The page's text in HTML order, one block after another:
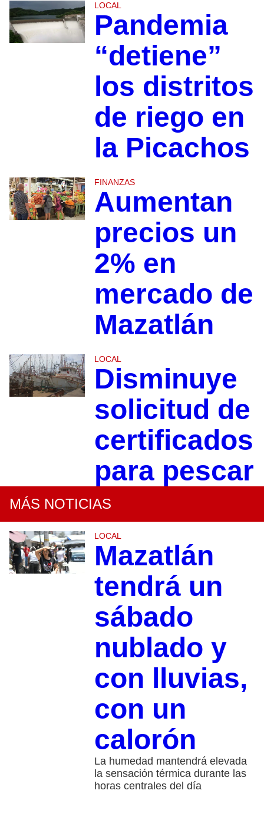
LOCAL
Pandemia
“detiene”
los distritos
de riego en
la Picachos
FINANZAS
Aumentan
precios un
2% en
mercado de
Mazatlán
LOCAL
Disminuye
solicitud de
certificados
para pescar
MÁS NOTICIAS
LOCAL
Mazatlán
tendrá un
sábado
nublado y
con lluvias,
con un
calorón
La humedad mantendrá elevada
la sensación térmica durante las
horas centrales del día